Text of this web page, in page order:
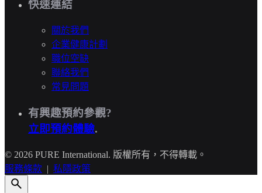
快速連結
關於我們
企業健康計劃
職位空缺
聯絡我們
常見問題
有興趣預約參觀?
立即預約體驗.
© 2026 PURE International. 版權所有，不得轉載。
服務條款 | 私隱政策